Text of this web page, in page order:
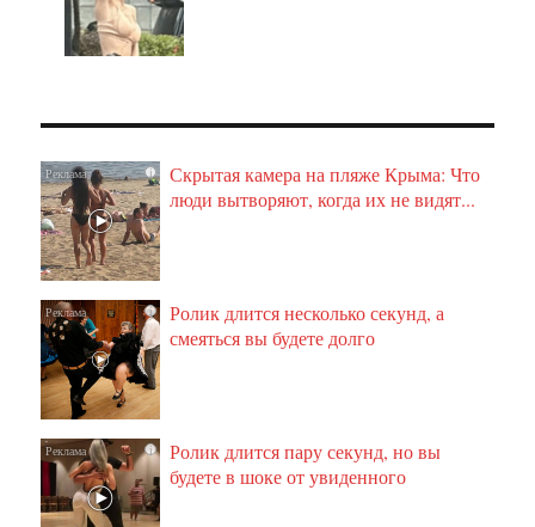
i
Скрытая камера на пляже Крыма: Что
люди вытворяют, когда их не видят...
i
Ролик длится несколько секунд, а
смеяться вы будете долго
i
Ролик длится пару секунд, но вы
будете в шоке от увиденного